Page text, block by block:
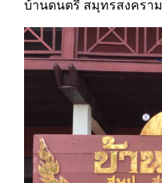
บ้านดนตรี สมุทรสงคราม